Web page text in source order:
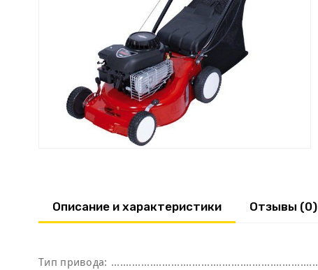
Описание и характеристики Отзывы (0)
Тип привода: